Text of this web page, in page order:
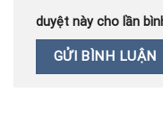
duyệt này cho lần